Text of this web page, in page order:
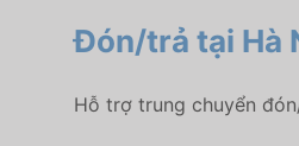
Đón/trả tại Hà
Hỗ trợ trung chuyển